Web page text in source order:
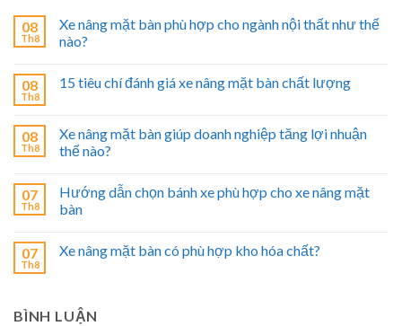
08
Th8
Xe nâng mặt bàn phù hợp cho ngành nội thất như thế
nào?
08
Th8
15 tiêu chí đánh giá xe nâng mặt bàn chất lượng
08
Th8
Xe nâng mặt bàn giúp doanh nghiệp tăng lợi nhuận
thế nào?
07
Th8
Hướng dẫn chọn bánh xe phù hợp cho xe nâng mặt
bàn
07
Th8
Xe nâng mặt bàn có phù hợp kho hóa chất?
BÌNH LUẬN